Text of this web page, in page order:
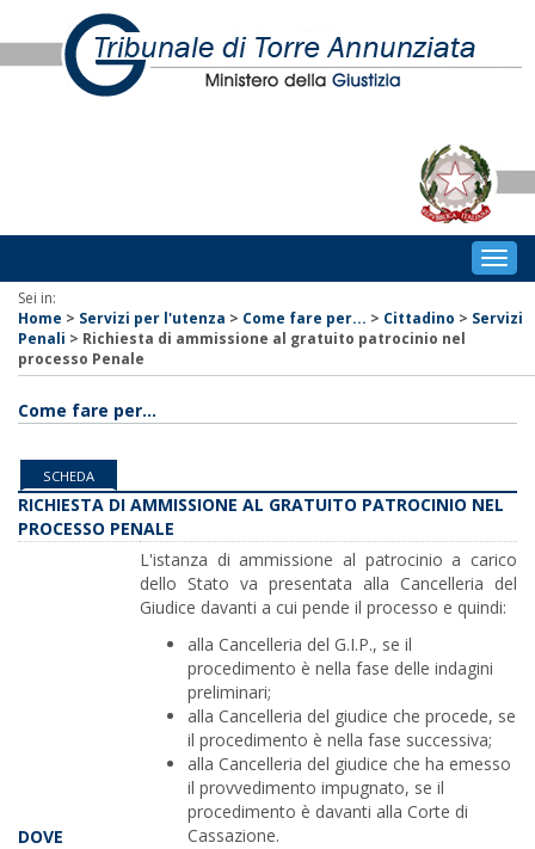
Sei in:
Home > Servizi per l'utenza > Come fare per... > Cittadino > Servizi
Penali > Richiesta di ammissione al gratuito patrocinio nel
processo Penale
Come fare per...
SCHEDA
RICHIESTA DI AMMISSIONE AL GRATUITO PATROCINIO NEL
PROCESSO PENALE
DOVE
L'istanza di ammissione al patrocinio a carico
dello Stato va presentata alla Cancelleria del
Giudice davanti a cui pende il processo e quindi:
alla Cancelleria del G.I.P., se il
procedimento è nella fase delle indagini
preliminari;
alla Cancelleria del giudice che procede, se
il procedimento è nella fase successiva;
alla Cancelleria del giudice che ha emesso
il provvedimento impugnato, se il
procedimento è davanti alla Corte di
Cassazione.